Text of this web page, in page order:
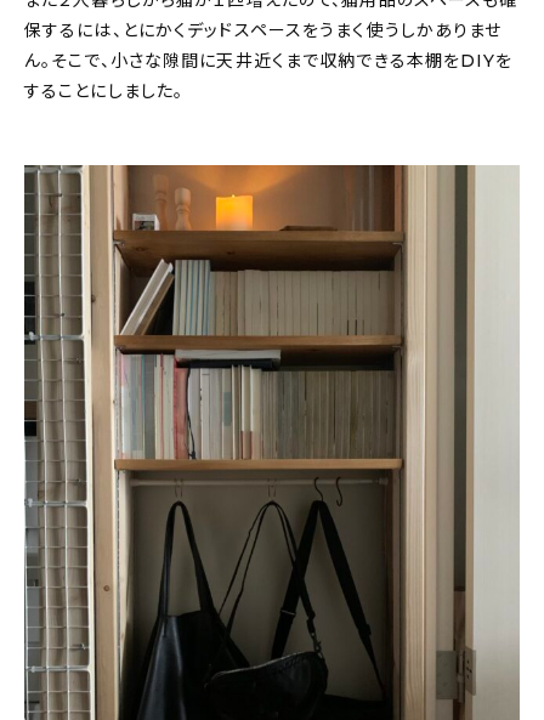
保するには、とにかくデッドスペースをうまく使うしかありませ
ん。そこで、小さな隙間に天井近くまで収納できる本棚をDIYを
することにしました。